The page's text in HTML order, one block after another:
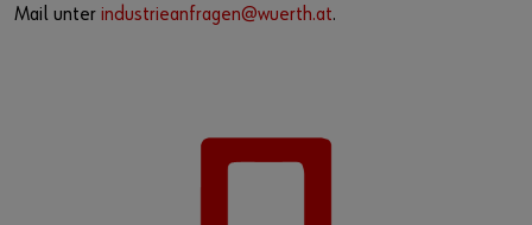
Mail unter industrieanfragen@wuerth.at.